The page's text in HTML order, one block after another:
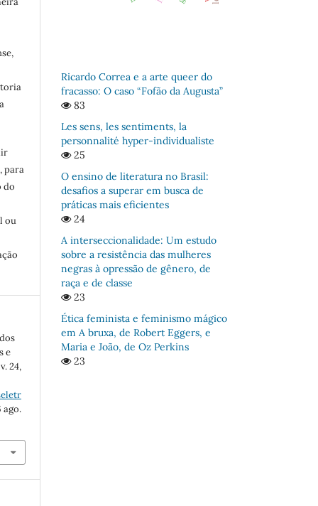
para
do
ou
e
24,
ago.
Ricardo Correa e a arte queer do
fracasso: O caso “Fofão da Augusta”
83
Les sens, les sentiments, la
personnalité hyper-individualiste
25
O ensino de literatura no Brasil:
desafios a superar em busca de
práticas mais eficientes
24
A interseccionalidade: Um estudo
sobre a resistência das mulheres
negras à opressão de gênero, de
raça e de classe
23
Ética feminista e feminismo mágico
em A bruxa, de Robert Eggers, e
Maria e João, de Oz Perkins
23